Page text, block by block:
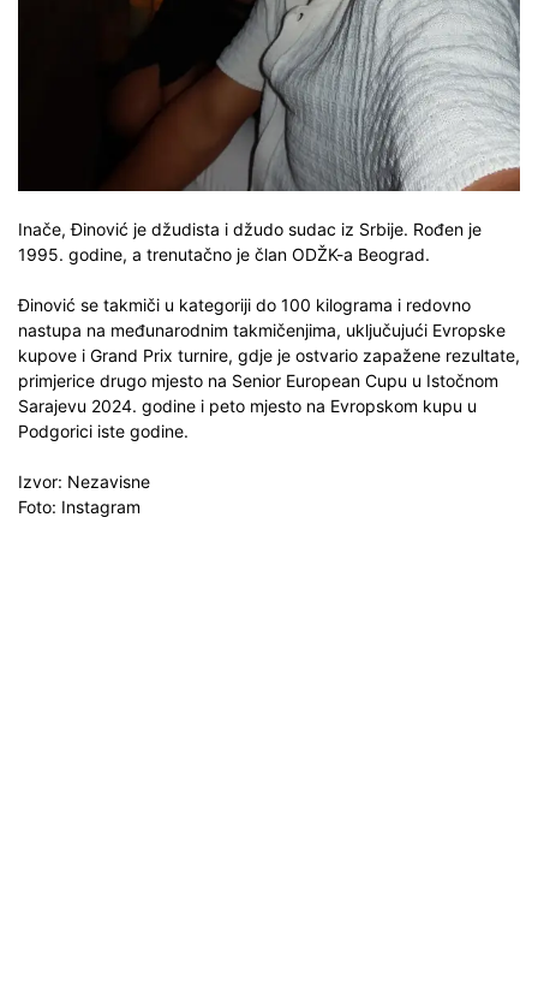
Inače, Đinović je džudista i džudo sudac iz Srbije. Rođen je
1995. godine, a trenutačno je član ODŽK-a Beograd.
Đinović se takmiči u kategoriji do 100 kilograma i redovno
nastupa na međunarodnim takmičenjima, uključujući Evropske
kupove i Grand Prix turnire, gdje je ostvario zapažene rezultate,
primjerice drugo mjesto na Senior European Cupu u Istočnom
Sarajevu 2024. godine i peto mjesto na Evropskom kupu u
Podgorici iste godine.
Izvor: Nezavisne
Foto: Instagram